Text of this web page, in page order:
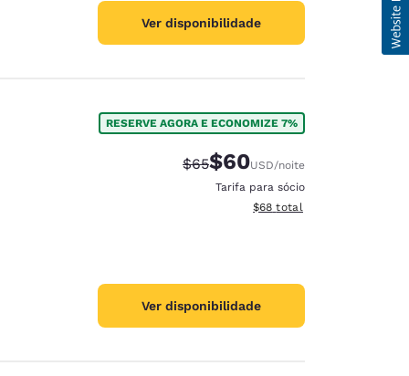
Ver disponibilidade
RESERVE AGORA E ECONOMIZE 7%
Tarifa anterior “tachada”:
$65Tarifa com desconto:
$60USD/noite
Tarifa para sócio
Exibir detalhes do total
$68 total
Ver disponibilidade